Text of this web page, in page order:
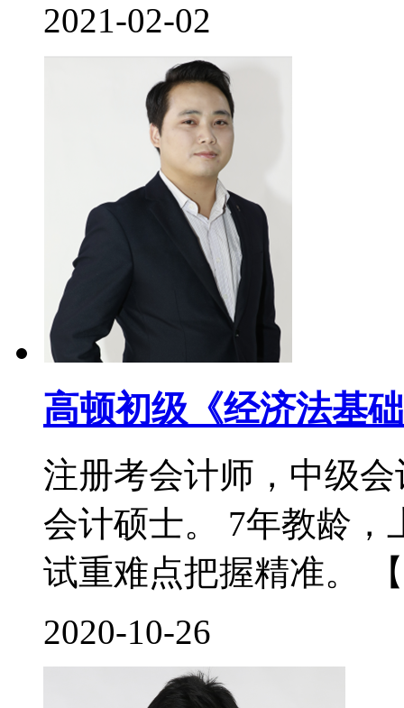
2021-02-02
高顿初级《经济法基
注册考会计师，中级
会计硕士。 7年教龄
试重难点把握精准。
2020-10-26